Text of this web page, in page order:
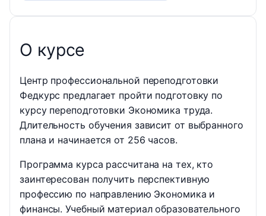
О курсе
Центр профессиональной переподготовки
Федкурс предлагает пройти подготовку по
курсу переподготовки Экономика труда.
Длительность обучения зависит от выбранного
плана и начинается от 256 часов.
Программа курса рассчитана на тех, кто
заинтересован получить перспективную
профессию по направлению Экономика и
финансы. Учебный материал образовательного